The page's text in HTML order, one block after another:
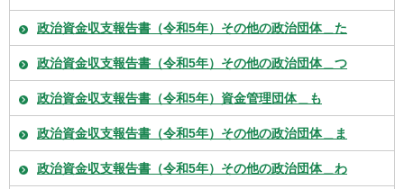
政治資金収支報告書（令和5年）その他の政治団体＿た
政治資金収支報告書（令和5年）その他の政治団体＿つ
政治資金収支報告書（令和5年）資金管理団体＿も
政治資金収支報告書（令和5年）その他の政治団体＿ま
政治資金収支報告書（令和5年）その他の政治団体＿わ